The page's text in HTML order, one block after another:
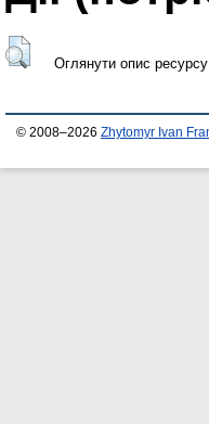
Оглянути опис ресурсу
© 2008–2026 Zhytomyr Ivan